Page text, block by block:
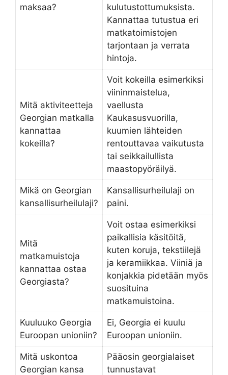
maksaa?
kulutustottumuksista.
Kannattaa tutustua eri
matkatoimistojen
tarjontaan ja verrata
hintoja.
Mitä aktiviteetteja
Georgian matkalla
kannattaa
kokeilla?
Voit kokeilla esimerkiksi
viininmaistelua,
vaellusta
Kaukasusvuorilla,
kuumien lähteiden
rentouttavaa vaikutusta
tai seikkailullista
maastopyöräilyä.
Mikä on Georgian
kansallisurheilulaji?
Kansallisurheilulaji on
paini.
Mitä
matkamuistoja
kannattaa ostaa
Georgiasta?
Voit ostaa esimerkiksi
paikallisia käsitöitä,
kuten koruja, tekstiilejä
ja keramiikkaa. Viiniä ja
konjakkia pidetään myös
suosituina
matkamuistoina.
Kuuluuko Georgia
Euroopan unioniin?
Ei, Georgia ei kuulu
Euroopan unioniin.
Mitä uskontoa
Georgian kansa
Pääosin georgialaiset
tunnustavat